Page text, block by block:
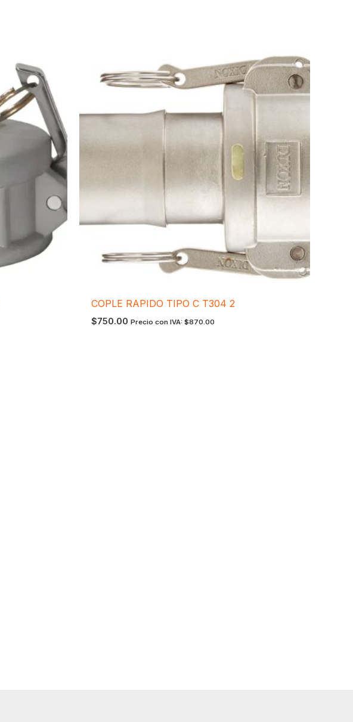
COPLE RAPIDO TIPO C T304 2
$750.00 Precio con IVA: $870.00